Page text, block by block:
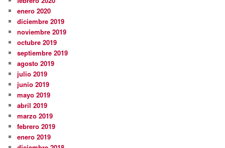
enero 2020
diciembre 2019
noviembre 2019
octubre 2019
septiembre 2019
agosto 2019
julio 2019
junio 2019
mayo 2019
abril 2019
marzo 2019
febrero 2019
enero 2019